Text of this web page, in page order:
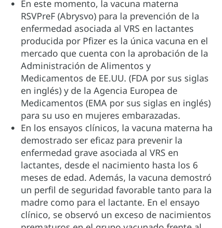
En este momento, la vacuna materna
RSVPreF (Abrysvo) para la prevención de la
enfermedad asociada al VRS en lactantes
producida por Pfizer es la única vacuna en el
mercado que cuenta con la aprobación de la
Administración de Alimentos y
Medicamentos de EE.UU. (FDA por sus siglas
en inglés) y de la Agencia Europea de
Medicamentos (EMA por sus siglas en inglés)
para su uso en mujeres embarazadas.
En los ensayos clínicos, la vacuna materna ha
demostrado ser eficaz para prevenir la
enfermedad grave asociada al VRS en
lactantes, desde el nacimiento hasta los 6
meses de edad. Además, la vacuna demostró
un perfil de seguridad favorable tanto para la
madre como para el lactante. En el ensayo
clínico, se observó un exceso de nacimientos